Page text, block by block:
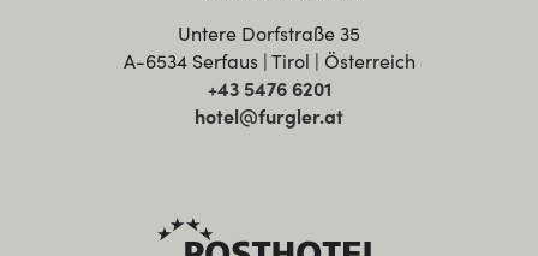
Untere Dorfstraße 35
A-6534 Serfaus | Tirol | Österreich
+43 5476 6201
hotel@furgler.at